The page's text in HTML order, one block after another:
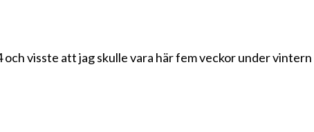
visste att jag skulle vara här fem veckor under